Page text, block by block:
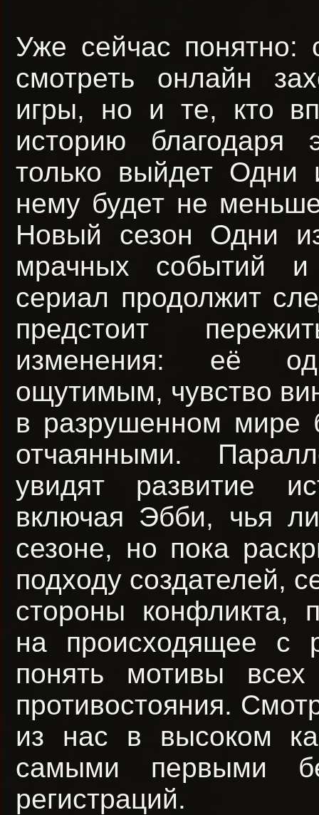
Уже сейчас
смотреть онлайн
игры, но и те, кто
историю благодаря
только выйдет Одни
нему будет не
Новый сезон Одни
мрачных событий
сериал продолжит
предстоит
изменения: её
ощутимым, чувство
в разрушенном мире
отчаянными.
увидят развитие
включая Эбби, чья
сезоне, но пока
подходу создателей,
стороны конфликта,
на происходящее с
понять мотивы всех
противостояния.
из нас в высоком
самыми первыми
регистраций.